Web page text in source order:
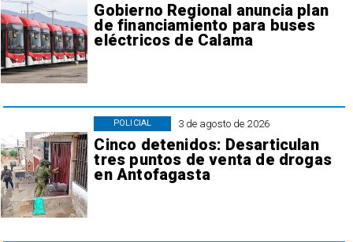
Gobierno Regional anuncia plan
de financiamiento para buses
eléctricos de Calama
3 de agosto de 2026
Cinco detenidos: Desarticulan
tres puntos de venta de drogas
en Antofagasta
POLICIAL